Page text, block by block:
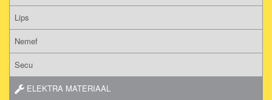
Lips
Nemef
Secu
ELEKTRA MATERIAAL